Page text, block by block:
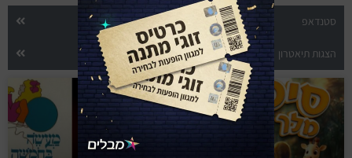
סטנדאפ הופעות חיות
הצגות תיאטרון הצגות ילדים